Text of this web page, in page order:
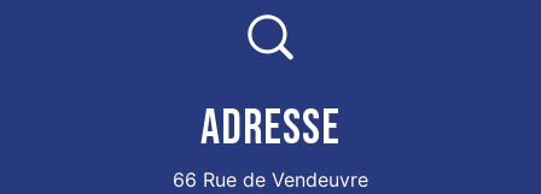
ADRESSE
66 Rue de Vendeuvre